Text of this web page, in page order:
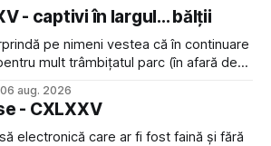
- captivi în largul... bălții
pe nimeni vestea că în continuare
mult trâmbițatul parc (în afară de
la lumea care trece prin zonă). Am
06 aug. 2026
- CXLXXV
electronică care ar fi fost faină și fără